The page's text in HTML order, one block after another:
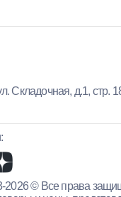
Складочная, д.1, стр.
2026 © Все права